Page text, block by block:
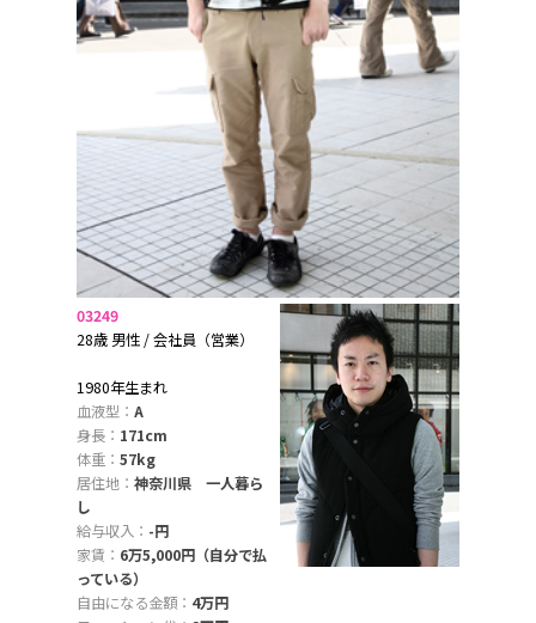
03249
28歳 男性 / 会社員（営業）
1980年生まれ
血液型： A
身長： 171cm
体重： 57kg
居住地： 神奈川県 一人暮ら
し
給与収入： -円
家賃： 6万5,000円（自分で払
っている）
自由になる金額： 4万円